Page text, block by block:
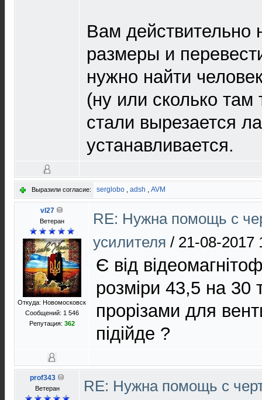
Вам действительно
размеры и
нужно найти
(ну или сколько
стали вырезается
устанавливается.
Выразили согласие: serglobo , adsh , AVM
vl27
Ветеран
Откуда: Новомосковск
Сообщений: 1 546
Репутация: 362
RE: Нужна помощь с
усилителя / 21-08-2017
Є від
розміри 43,5 на 30
прорізами для
підійде ?
prof343
Ветеран
RE: Нужна помощь с